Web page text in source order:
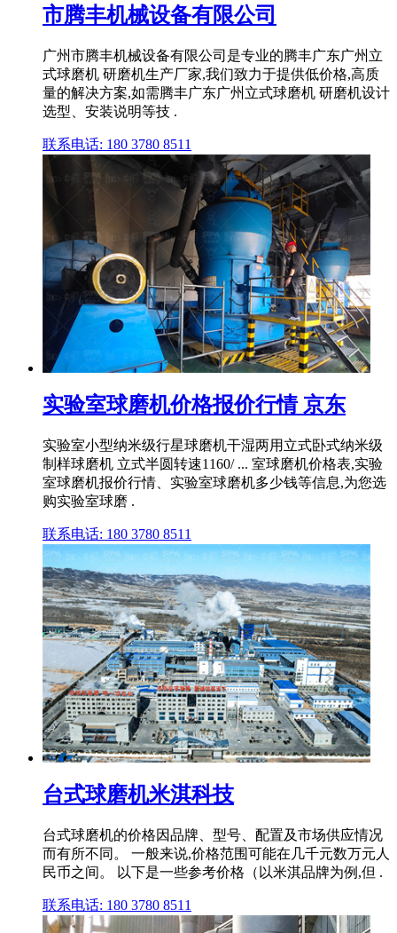
市腾丰机械设备有限公司
广州市腾丰机械设备有限公司是专业的腾丰广东广州立
式球磨机 研磨机生产厂家,我们致力于提供低价格,高质
量的解决方案,如需腾丰广东广州立式球磨机 研磨机设计
选型、安装说明等技 .
联系电话: 180 3780 8511
实验室球磨机价格报价行情 京东
实验室小型纳米级行星球磨机干湿两用立式卧式纳米级
制样球磨机 立式半圆转速1160/ ... 室球磨机价格表,实验
室球磨机报价行情、实验室球磨机多少钱等信息,为您选
购实验室球磨 .
联系电话: 180 3780 8511
台式球磨机米淇科技
台式球磨机的价格因品牌、型号、配置及市场供应情况
而有所不同。 一般来说,价格范围可能在几千元数万元人
民币之间。 以下是一些参考价格（以米淇品牌为例,但 .
联系电话: 180 3780 8511